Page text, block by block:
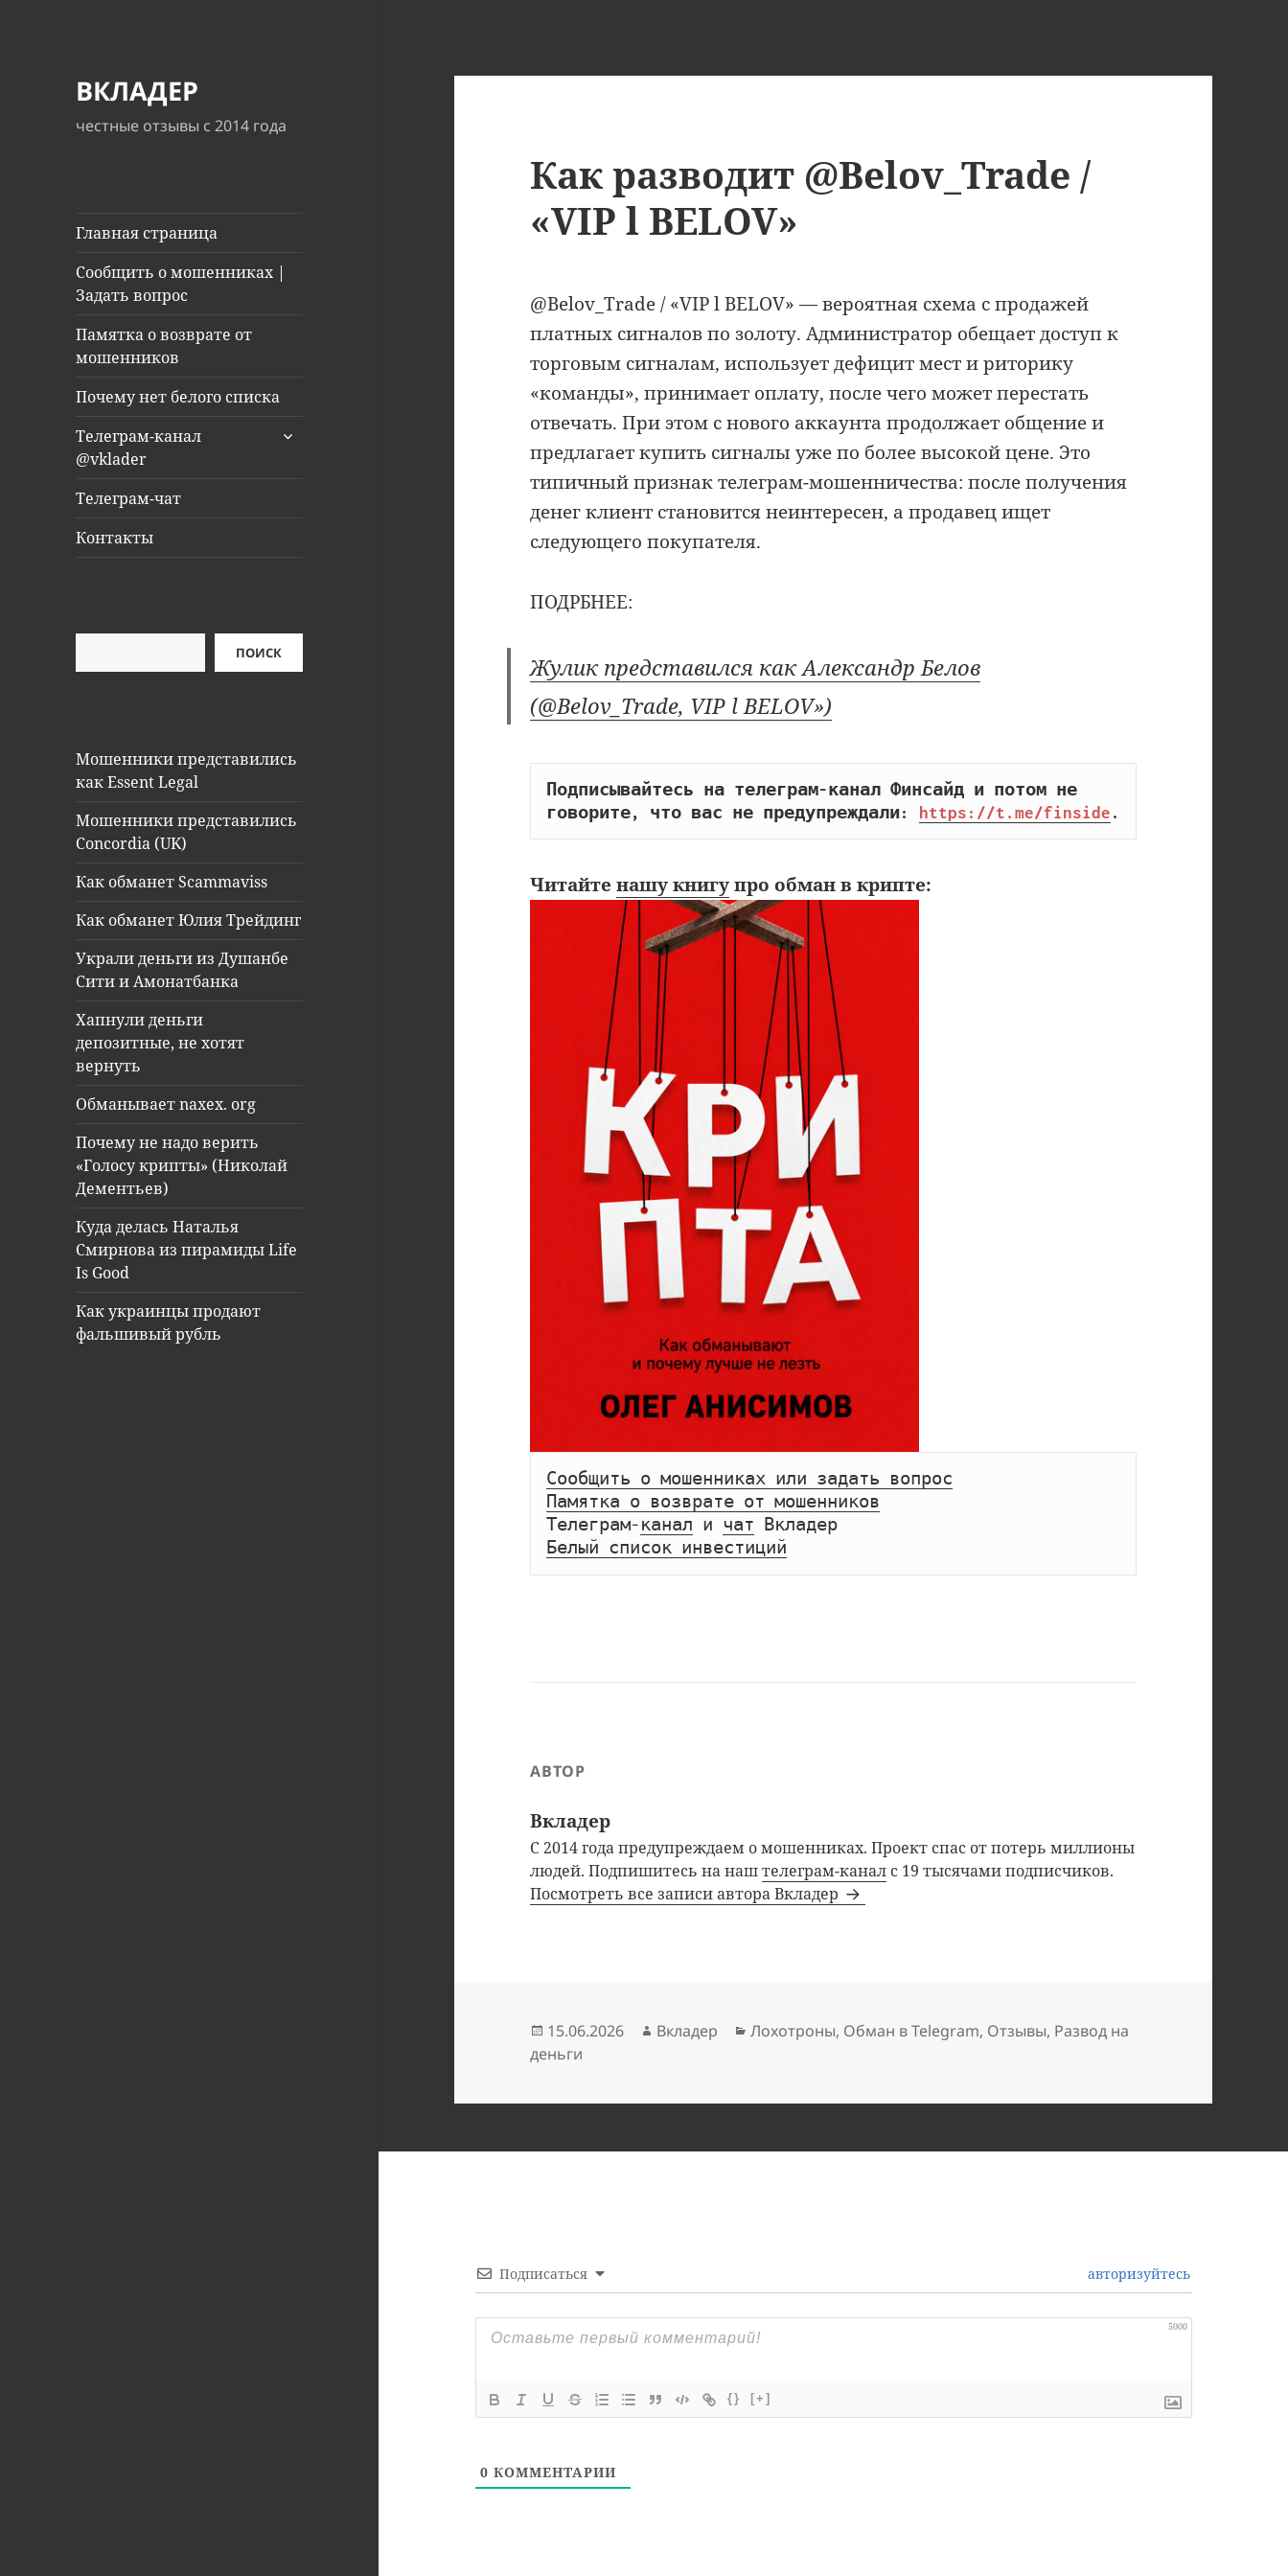
ВКЛАДЕР
честные отзывы с 2014 года
Главная страница
Сообщить о мошенниках |
Задать вопрос
Памятка о возврате от
мошенников
Почему нет белого списка
Телеграм-канал
@vklader
раскрыть
Телеграм-чат
Контакты
ПОИСК
Мошенники представились
как Essent Legal
Мошенники представились
Concordia (UK)
Как обманет Scammaviss
Как обманет Юлия Трейдинг
Украли деньги из Душанбе
Сити и Амонатбанка
Хапнули деньги
депозитные, не хотят
вернуть
Обманывает naxex. org
Почему не надо верить
«Голосу крипты» (Николай
Дементьев)
Куда делась Наталья
Смирнова из пирамиды Life
Is Good
Как украинцы продают
фальшивый рубль
Как разводит @Belov_Trade /
«VIP l BELOV»
@Belov_Trade / «VIP l BELOV» — вероятная схема с продажей
платных сигналов по золоту. Администратор обещает доступ к
торговым сигналам, использует дефицит мест и риторику
«команды», принимает оплату, после чего может перестать
отвечать. При этом с нового аккаунта продолжает общение и
предлагает купить сигналы уже по более высокой цене. Это
типичный признак телеграм-мошенничества: после получения
денег клиент становится неинтересен, а продавец ищет
следующего покупателя.
ПОДРБНЕЕ:
Жулик представился как Александр Белов
(@Belov_Trade, VIP l BELOV»)
Подписывайтесь на телеграм-канал Финсайд и потом не
говорите, что вас не предупреждали:
https://t.me/finside .
Читайтенашу книгупро обман в крипте:
Сообщить о мошенниках или задать вопрос
Памятка о возврате от мошенников
Телеграм- канал и чат
Вкладер
Белый список инвестиций
АВТОР
Вкладер
С 2014 года предупреждаем о мошенниках. Проект спас от потерь миллионы
людей. Подпишитесь на наштелеграм-канал с 19 тысячами подписчиков.
Посмотреть все записи автора Вкладер
Опубликовано
15.06.2026 Автор
Вкладер Рубрики
Лохотроны, Обман в Telegram, Отзывы, Развод на
деньги
Подписаться авторизуйтесь
5000
{} [+]
0 КОММЕНТАРИИ